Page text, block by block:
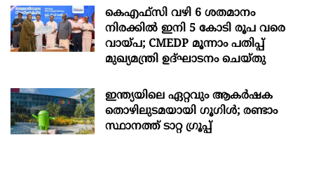
കെഎഫ്സി വഴി 6 ശതമാനം
നിരക്കിൽ ഇനി 5 കോടി രൂപ വരെ
വായ്പ; CMEDP മൂന്നാം പതിപ്പ്
മുഖ്യമന്ത്രി ഉദ്ഘാടനം ചെയ്തു
ഇന്ത്യയിലെ ഏറ്റവും ആകര്‍ഷക
തൊഴിലുടമയായി ഗൂഗിള്‍; രണ്ടാം
സ്ഥാനത്ത് ടാറ്റ ഗ്രൂപ്പ്